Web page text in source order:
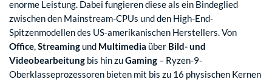
enorme Leistung. Dabei fungieren diese als ein Bindeglied
zwischen den Mainstream-CPUs und den High-End-
Spitzenmodellen des US-amerikanischen Herstellers. Von
Office,Streaming und Multimedia über Bild- und
Videobearbeitung bis hin zuGaming – Ryzen-9-
Oberklasseprozessoren bieten mit bis zu 16 physischen Kernen